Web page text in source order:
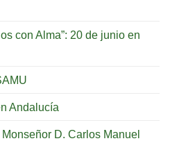
con Alma”: 20 de junio en
Andalucía
D. Carlos Manuel